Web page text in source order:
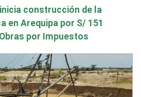
inicia construcción de la
en Arequipa por S/ 151
por Impuestos